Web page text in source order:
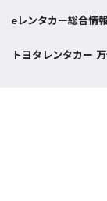
eレンタカー総合情報
トヨタレンタカー